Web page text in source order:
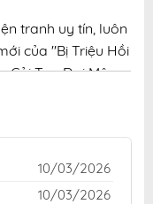
tranh uy tín, luôn
của "Bị Triệu Hồi
Cải Tạo Đại Mê
bản dịch chuẩn
nghiệm đọc
phí cho độc
10/03/2026
10/03/2026